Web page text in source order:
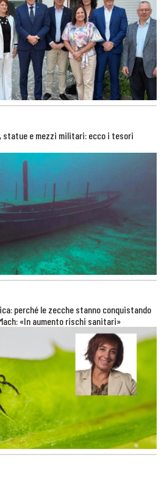
statue e mezzi militari: ecco i tesori
perché le zecche stanno conquistando
«In aumento rischi sanitari»